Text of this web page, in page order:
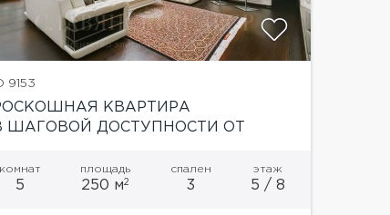
9153
КВАРТИРА
ШАГОВОЙ ДОСТУПНОСТИ ОТ
комнат
5
площадь
250 м2
спален
3
этаж
5 / 8